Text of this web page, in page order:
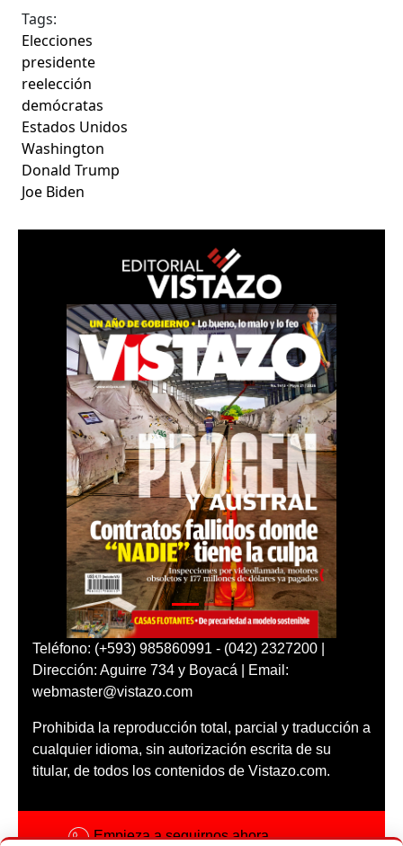
Tags:
Elecciones
presidente
reelección
demócratas
Estados Unidos
Washington
Donald Trump
Joe Biden
Teléfono: (+593) 985860991 - (042) 2327200 |
Dirección: Aguirre 734 y Boyacá | Email:
webmaster@vistazo.com
Prohibida la reproducción total, parcial y traducción a
cualquier idioma, sin autorización escrita de su
titular, de todos los contenidos de Vistazo.com.
Empieza a seguirnos ahora